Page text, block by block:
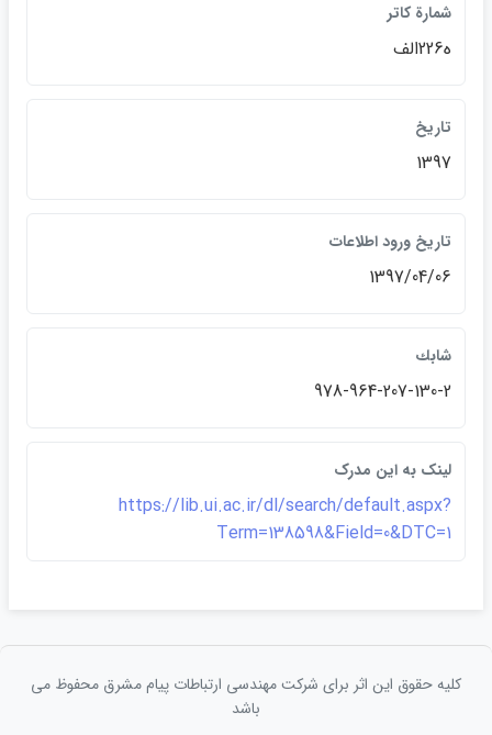
شمارة كاتر
ه226الف
تاريخ
1397
تاريخ ورود اطلاعات
1397/04/06
شابك
978-964-207-130-2
لينک به اين مدرک
https://lib.ui.ac.ir/dl/search/default.aspx?
Term=138598&Field=0&DTC=1
کلیه حقوق این اثر برای شرکت مهندسی ارتباطات پيام مشرق محفوظ می
باشد